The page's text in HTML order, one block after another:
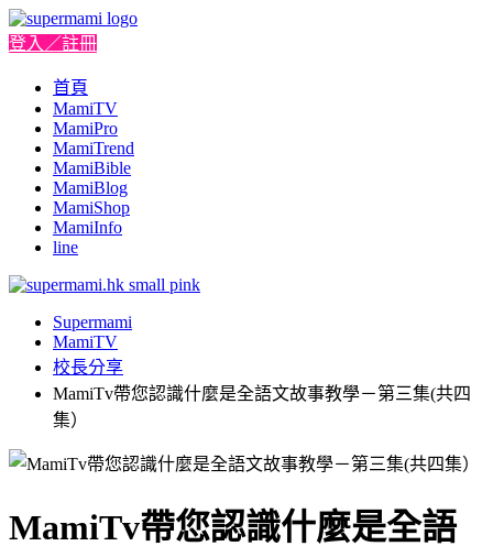
登入／註冊
首頁
MamiTV
MamiPro
MamiTrend
MamiBible
MamiBlog
MamiShop
MamiInfo
line
Supermami
MamiTV
校長分享
MamiTv帶您認識什麼是全語文故事教學－第三集(共四
集）
MamiTv帶您認識什麼是全語